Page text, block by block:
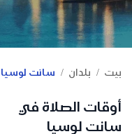
بيت / بلدان / سانت لوسيا
أوقات الصلاة في
سانت لوسيا